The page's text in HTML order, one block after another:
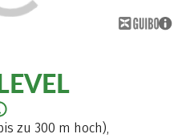
zu 300 m hoch),